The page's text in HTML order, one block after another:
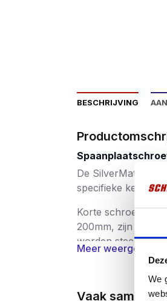
We
BESCHRIJVING
De SilverMate
specifieke
Korte schroeven
200mm, zijn
worden steeds
De focus van de
1)Met geringe
Meer weergeven
Vaak samen